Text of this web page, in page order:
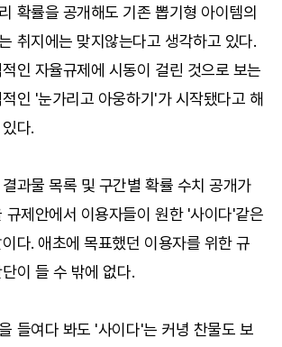
확률을 공개해도 기존 뽑기형 아이템의
취지에는 맞지않는다고 생각하고 있다.
인 자율규제에 시동이 걸린 것으로 보는
인 '눈가리고 아웅하기'가 시작됐다고 해
다.
과물 목록 및 구간별 확률 수치 공개가
규제안에서 이용자들이 원한 '사이다'같은
다. 애초에 목표했던 이용자를 위한 규
이 들 수 밖에 없다.
들여다 봐도 '사이다'는 커녕 찬물도 보